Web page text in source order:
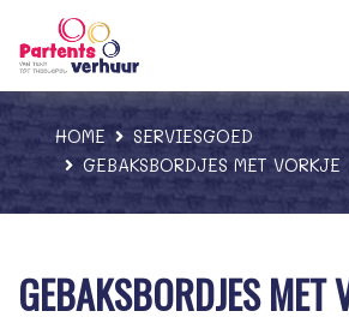
HOME
SERVIESGOED
GEBAKSBORDJES MET VORKJE
GEBAKSBORDJES MET